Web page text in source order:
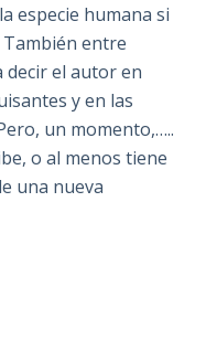
especie humana si
entre
decir el autor en
y en las
un momento,…..
o al menos tiene
una nueva